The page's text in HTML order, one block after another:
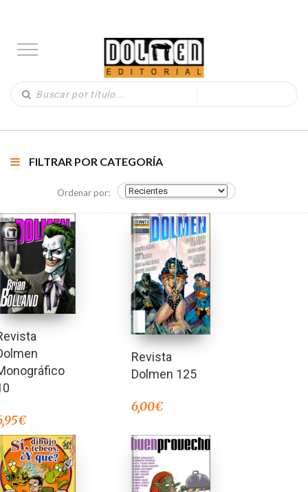
FILTRAR POR CATEGORÍA
Ordenar por:
€
Revista
Dolmen 125
6,00€